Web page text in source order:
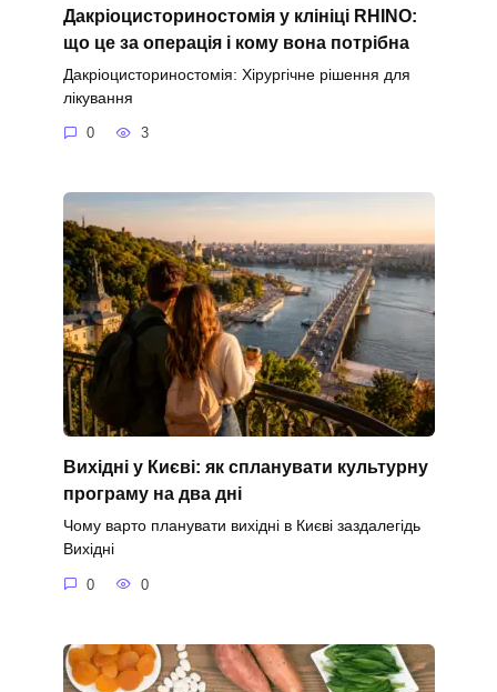
Дакріоцисториностомія у клініці RHINO:
що це за операція і кому вона потрібна
Дакріоцисториностомія: Хірургічне рішення для
лікування
0 3
Вихідні у Києві: як спланувати культурну
програму на два дні
Чому варто планувати вихідні в Києві заздалегідь
Вихідні
0 0